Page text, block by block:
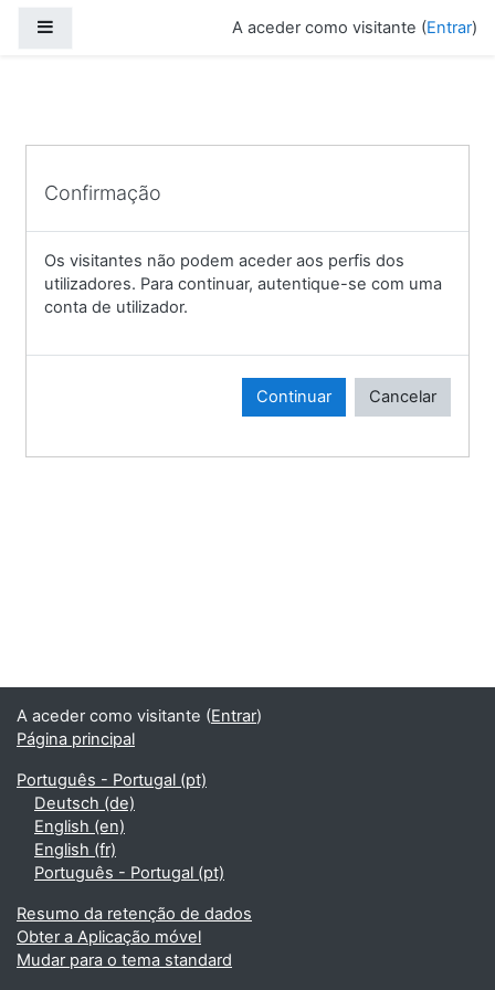
A aceder como visitante (Entrar)
Confirmação
Os visitantes não podem aceder aos perfis dos
utilizadores. Para continuar, autentique-se com uma
conta de utilizador.
Continuar Cancelar
A aceder como visitante (Entrar)
Página principal
Português - Portugal ‎(pt)‎
Deutsch ‎(de)‎
English ‎(en)‎
English ‎(fr)‎
Português - Portugal ‎(pt)‎
Resumo da retenção de dados
Obter a Aplicação móvel
Mudar para o tema standard